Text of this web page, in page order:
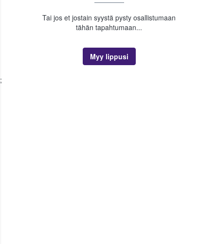
Tai jos et jostain syystä pysty osallistumaan
tähän tapahtumaan...
Myy lippusi
;